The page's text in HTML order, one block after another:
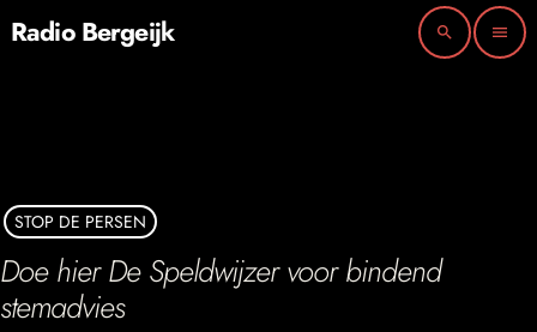
Radio Bergeijk search menu
STOP DE PERSEN
Doe hier De Speldwijzer voor bindend
stemadvies